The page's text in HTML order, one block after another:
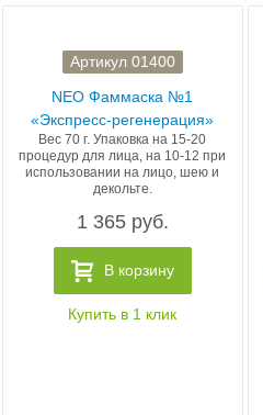
Артикул 01400
NEO Фаммаска №1
«Экспресс-регенерация»
Вес 70 г. Упаковка на 15-20
процедур для лица, на 10-12 при
использовании на лицо, шею и
декольте.
1 365 руб.
В корзину
Купить в 1 клик